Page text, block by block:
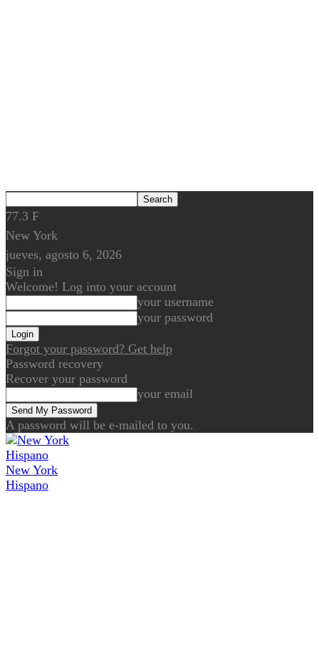
77.3 F
New York
jueves, agosto 6, 2026
Sign in
Welcome! Log into your account
your username
your password
Forgot your password? Get help
Password recovery
Recover your password
your email
A password will be e-mailed to you.
New York
Hispano